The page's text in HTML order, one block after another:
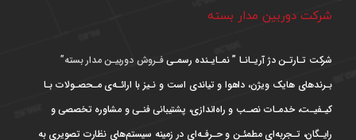
شرکت دوربین مدار بسته
شرکت تـارتـن دژ آریـانـا ” نمـایـنده رسمـیفـروش دوربیـن مدار بسته”
بـرندهای هایک ویژن، داهوا و تیاندی است و نـیز با ارائـه‌ی مـحصـولات بـا
کیـفیـت، خدمـات نصـب و راه‌اندازی، پشتیبانی فنـی و مشاوره تخصصی و
رایـگان، تـجربه‌ای مطمئـن و حـرفـه‌ای در زمینه سیستم‌های نظارت تصویری به